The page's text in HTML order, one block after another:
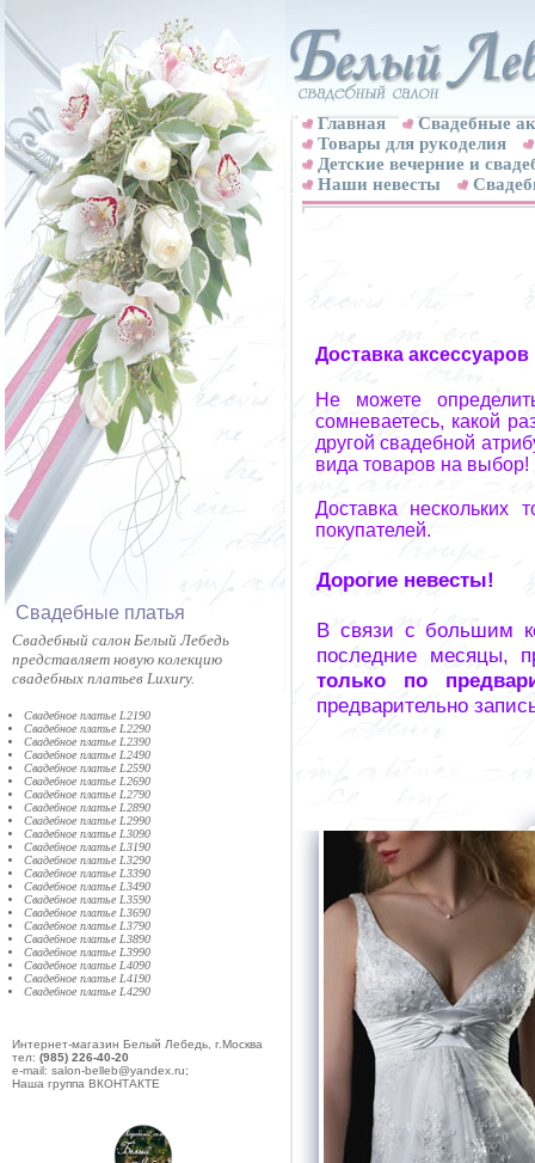
Cвадебные платья
Cвадебный салон Белый Лебедь
представляет новую колекцию
свадебных платьев Luxury.
Свадебное платье L2190
Свадебное платье L2290
Свадебное платье L2390
Свадебное платье L2490
Свадебное платье L2590
Свадебное платье L2690
Свадебное платье L2790
Свадебное платье L2890
Свадебное платье L2990
Свадебное платье L3090
Свадебное платье L3190
Свадебное платье L3290
Свадебное платье L3390
Свадебное платье L3490
Свадебное платье L3590
Свадебное платье L3690
Свадебное платье L3790
Свадебное платье L3890
Свадебное платье L3990
Свадебное платье L4090
Свадебное платье L4190
Свадебное платье L4290
Интернет-магазин Белый Лебедь, г.Москва
тел: (985) 226-40-20
e-mail: salon-belleb@yandex.ru;
Наша группа ВКОНТАКТЕ
Главная
Свадебные
Товары для рукоделия
Детские вечерние и
Наши невесты
Доставка
Не можете
сомневаетесь, какой
другой свадебной
вида товаров на выбор!
Доставка нескольких
покупателей.
Дорогие невесты!
В связи с большим
последние месяцы,
только по
предварительно